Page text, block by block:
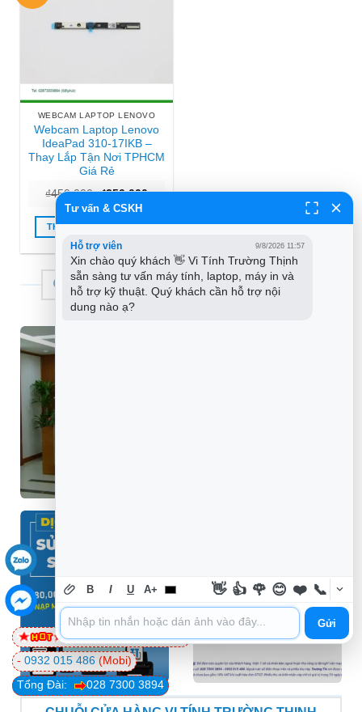
WEBCAM LAPTOP LENOVO
Webcam Laptop Lenovo
IdeaPad 310-17IKB –
Thay Lắp Tận Nơi TPHCM
Giá Rẻ
₫450.000 Giá
gốc
là:
₫450.000.
₫250.000Giá
là:
THÊM VÀO GIỎ HÀNG
THƯƠNG HIỆU TIN HỌC TRƯỜNG TÍN
Tổng Đài: 028 7300 3894
- 0932 015 486 (Mobi)
0981 81 32 72(Viettel)
Tư vấn & CSKH
Hỗ trợ viên 9/8/2026 11:57
Xin chào quý khách 👋 Vi Tính Trường Thịnh
sẵn sàng tư vấn máy tính, laptop, máy in và
hỗ trợ kỹ thuật. Quý khách cần hỗ trợ nội
dung nào ạ?
B I U A+ 👋 👍 🌹 😊 ❤️ 📞
Gửi